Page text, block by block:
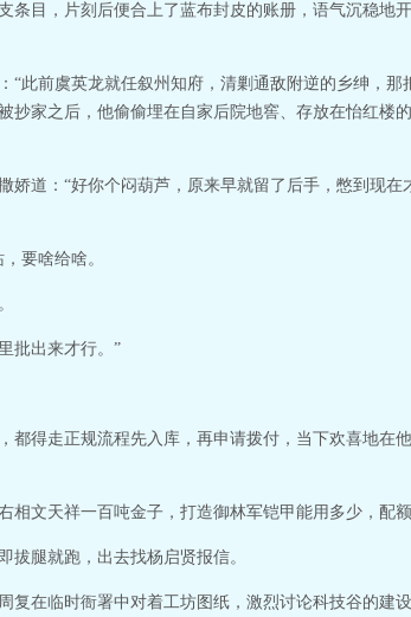
条目，片刻后便合上了蓝布封皮的账册，语气沉稳地
“此前虞英龙就任叙州知府，清剿通敌附逆的乡绅，
抄家之后，他偷偷埋在自家后院地窖、存放在怡红楼
道：“好你个闷葫芦，原来早就留了后手，憋到现在
要啥给啥。
批出来才行。”
都得走正规流程先入库，再申请拨付，当下欢喜地在
文天祥一百吨金子，打造御林军铠甲能用多少，配额
拔腿就跑，出去找杨启贤报信。
在临时衙署中对着工坊图纸，激烈讨论科技谷的建设